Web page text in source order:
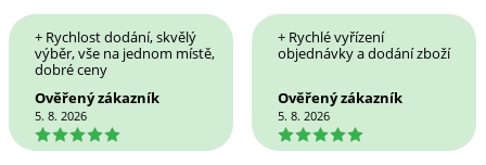
+ Rychlost dodání, skvělý
výběr, vše na jednom místě,
dobré ceny
Ověřený zákazník
5. 8. 2026
5
+ Rychlé vyřízení
objednávky a dodání zboží
Ověřený zákazník
5. 8. 2026
5